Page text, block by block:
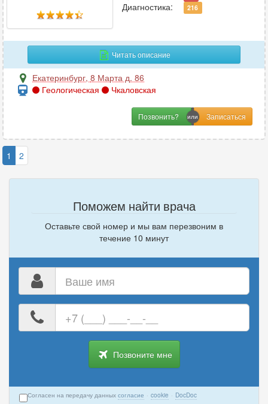
Диагностика: 216
Читать описание
Екатеринбург, 8 Марта д. 86
Геологическая
Чкаловская
Позвонить?
1 2
Поможем найти врача
Оставьте свой номер и мы вам перезвоним в
течение 10 минут
номер
телефона
Позвоните мне
Согласен на передачу данных согласие · cookie · DocDoc